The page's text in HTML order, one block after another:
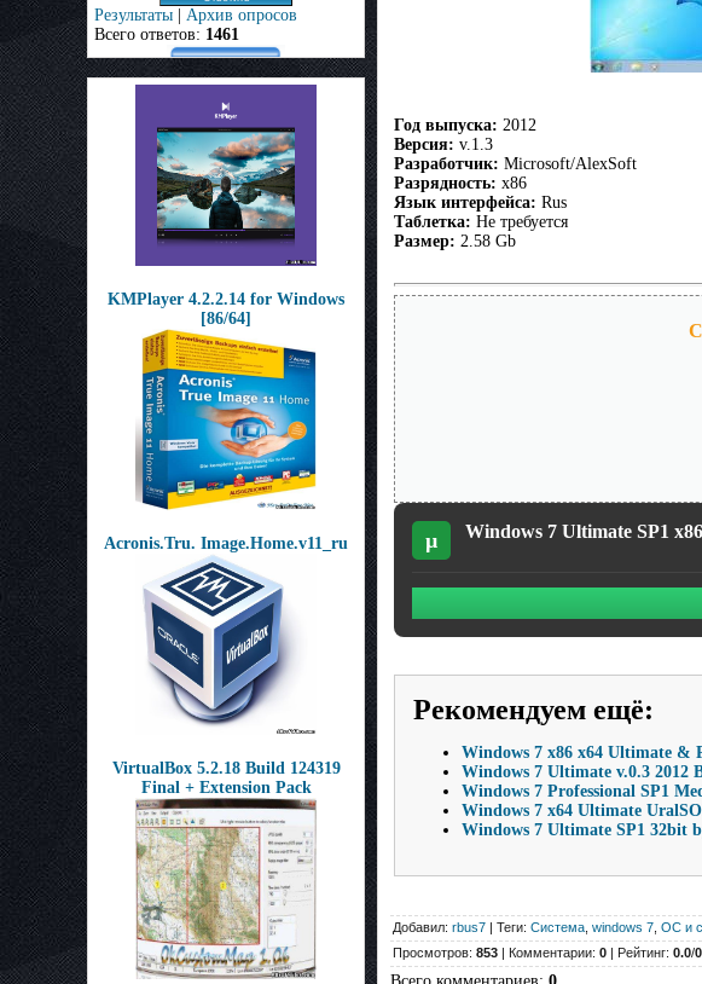
Результаты | Архив опросов
Всего ответов: 1461
KMPlayer 4.2.2.14 for Windows
[86/64]
Acronis.Tru. Image.Home.v11_ru
VirtualBox 5.2.18 Build 124319
Final + Extension Pack
Год выпуска: 2012
Версия: v.1.3
Разработчик: Microsoft/AlexSoft
Разрядность: x86
Язык интерфейса: Rus
Таблетка: Не требуется
Размер: 2.58 Gb
µ Windows 7 Ultimate SP1
Рекомендуем ещё:
Windows 7 x86 x64 Ultimate &
Windows 7 Ultimate v.0.3 2012
Windows 7 Professional SP1
Windows 7 x64 Ultimate
Windows 7 Ultimate SP1 32bit
Добавил: rbus7 | Теги: Система windows 7 ОС и
Просмотров: 853 | Комментарии: 0 | Рейтинг: 0.0/0